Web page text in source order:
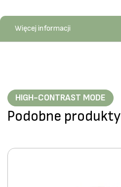
Więcej informacji
HIGH-CONTRAST MODE
Podobne produkty